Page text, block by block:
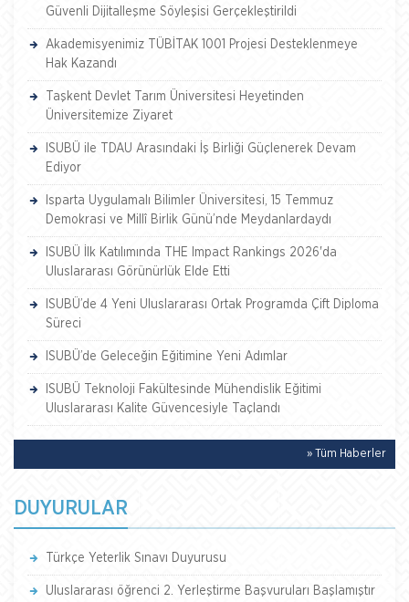
Güvenli Dijitalleşme Söyleşisi Gerçekleştirildi
Akademisyenimiz TÜBİTAK 1001 Projesi Desteklenmeye
Hak Kazandı
Taşkent Devlet Tarım Üniversitesi Heyetinden
Üniversitemize Ziyaret
ISUBÜ ile TDAU Arasındaki İş Birliği Güçlenerek Devam
Ediyor
Isparta Uygulamalı Bilimler Üniversitesi, 15 Temmuz
Demokrasi ve Millî Birlik Günü’nde Meydanlardaydı
ISUBÜ İlk Katılımında THE Impact Rankings 2026'da
Uluslararası Görünürlük Elde Etti
ISUBÜ’de 4 Yeni Uluslararası Ortak Programda Çift Diploma
Süreci
ISUBÜ’de Geleceğin Eğitimine Yeni Adımlar
ISUBÜ Teknoloji Fakültesinde Mühendislik Eğitimi
Uluslararası Kalite Güvencesiyle Taçlandı
» Tüm Haberler
DUYURULAR
Türkçe Yeterlik Sınavı Duyurusu
Uluslararası öğrenci 2. Yerleştirme Başvuruları Başlamıştır